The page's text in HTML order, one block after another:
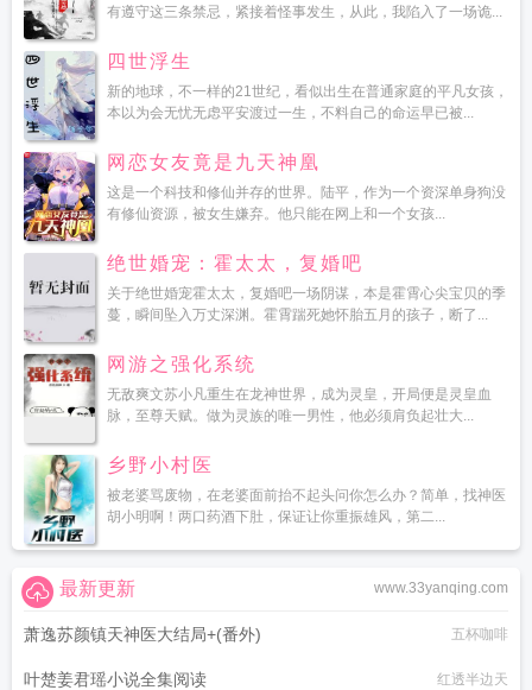
有遵守这三条禁忌，紧接着怪事发生，从此，我陷入了一场诡...
四世浮生
新的地球，不一样的21世纪，看似出生在普通家庭的平凡女孩，
本以为会无忧无虑平安渡过一生，不料自己的命运早已被...
网恋女友竟是九天神凰
这是一个科技和修仙并存的世界。陆平，作为一个资深单身狗没
有修仙资源，被女生嫌弃。他只能在网上和一个女孩...
绝世婚宠：霍太太，复婚吧
关于绝世婚宠霍太太，复婚吧一场阴谋，本是霍霄心尖宝贝的季
蔓，瞬间坠入万丈深渊。霍霄踹死她怀胎五月的孩子，断了...
网游之强化系统
无敌爽文苏小凡重生在龙神世界，成为灵皇，开局便是灵皇血
脉，至尊天赋。做为灵族的唯一男性，他必须肩负起壮大...
乡野小村医
被老婆骂废物，在老婆面前抬不起头问你怎么办？简单，找神医
胡小明啊！两口药酒下肚，保证让你重振雄风，第二...
www.33yanqing.com
最新更新
萧逸苏颜镇天神医大结局+(番外) 五杯咖啡
叶楚姜君瑶小说全集阅读 红透半边天